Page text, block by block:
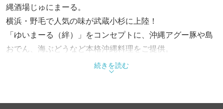
縄酒場じゅにまーる。
横浜・野毛で人気の味が武蔵小杉に上陸！
「ゆいまーる（絆）」をコンセプトに、沖縄アグー豚や島
おでん、海ぶどうなど本格沖縄料理をご提供。
オリオンビールや泡盛と共に、気軽に沖縄旅行気分を満喫
【ご宴会】
続きを読む